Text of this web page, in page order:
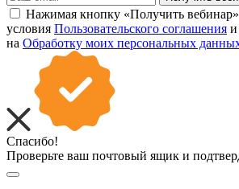
Нажимая кнопку «Получить
условия Пользовательского соглашения и
на Обработку моих персональных
Спасибо!
Проверьте ваш почтовый ящик и